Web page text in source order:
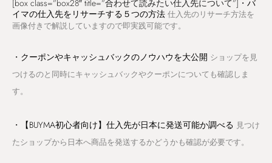
[box class=”box28″ title=”合わせて読みたい仕入先について”]・ バ
イマの仕入先をリサーチする５つの方法 仕入先のリサーチ方法を
画像付きで解説していますので即実践可能です。
・ クーポンやキャッシュバックのノウハウを大公開 ショップを見
つけるのと同時にキャッシュバックやクーポンについても確認しま
す。
・ 【BUYMA初心者向け】仕入先が日本に発送可能か調べる 見つけ
たショップから日本へ商品を発送するかどうかも確認が必要です。